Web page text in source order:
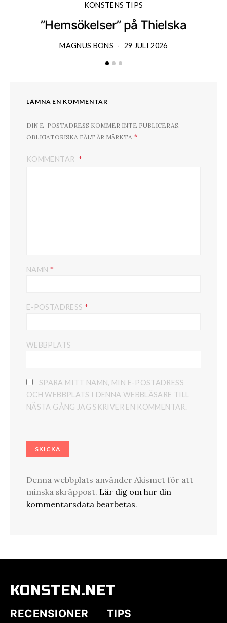
KONSTENS TIPS
”Hemsökelser” på Thielska
MAGNUS BONS 29 JULI 2026
LÄMNA EN KOMMENTAR
DIN E-POSTADRESS KOMMER INTE PUBLICERAS.
OBLIGATORISKA FÄLT ÄR MÄRKTA *
KOMMENTAR
NAMN *
E-POSTADRESS *
WEBBPLATS
SPARA MITT NAMN, MIN E-POSTADRESS
OCH WEBBPLATS I DENNA WEBBLÄSARE TILL
NÄSTA GÅNG JAG SKRIVER EN KOMMENTAR.
Denna webbplats använder Akismet för att
minska skräppost. Lär dig om hur din
kommentarsdata bearbetas.
KONSTEN.NET
RECENSIONER TIPS